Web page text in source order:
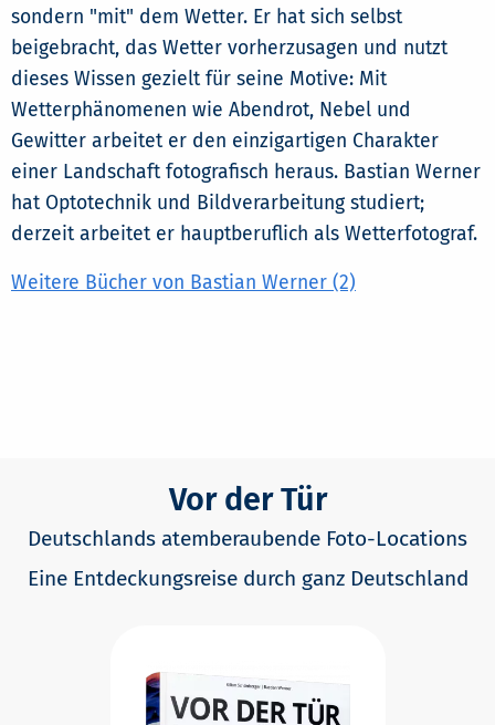
sondern "mit" dem Wetter. Er hat sich selbst
beigebracht, das Wetter vorherzusagen und nutzt
dieses Wissen gezielt für seine Motive: Mit
Wetterphänomenen wie Abendrot, Nebel und
Gewitter arbeitet er den einzigartigen Charakter
einer Landschaft fotografisch heraus. Bastian Werner
hat Optotechnik und Bildverarbeitung studiert;
derzeit arbeitet er hauptberuflich als Wetterfotograf.
Weitere Bücher von Bastian Werner (2)
Vor der Tür
Deutschlands atemberaubende Foto-Locations
Eine Entdeckungsreise durch ganz Deutschland